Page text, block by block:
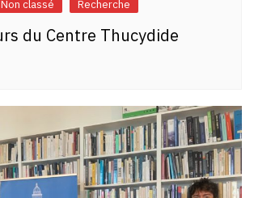
Non classé Recherche
du Centre Thucydide